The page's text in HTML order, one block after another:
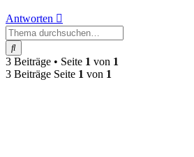
Antworten
Suche
3 Beiträge • Seite 1 von 1
3 Beiträge Seite 1 von 1